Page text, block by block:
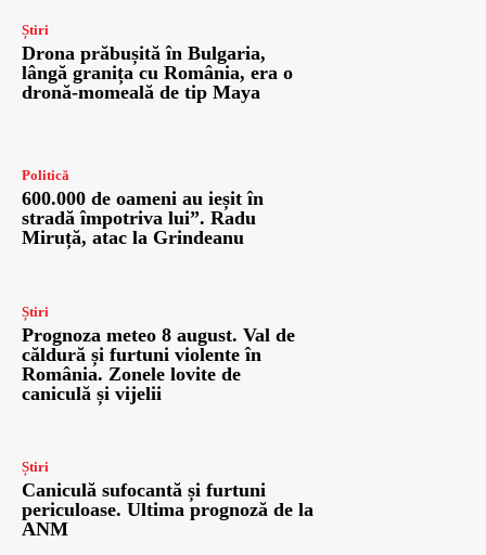
Știri
Drona prăbușită în Bulgaria,
lângă granița cu România, era o
dronă-momeală de tip Maya
Politică
600.000 de oameni au ieșit în
stradă împotriva lui”. Radu
Miruță, atac la Grindeanu
Știri
Prognoza meteo 8 august. Val de
căldură și furtuni violente în
România. Zonele lovite de
caniculă și vijelii
Știri
Caniculă sufocantă și furtuni
periculoase. Ultima prognoză de la
ANM